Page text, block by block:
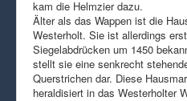
kam die Helmzier dazu.
Älter als das Wappen ist die
Westerholt. Sie ist allerdings
Siegelabdrücken um 1450
stellt sie eine senkrecht
Querstrichen dar. Diese
heraldisiert in das Westerholter